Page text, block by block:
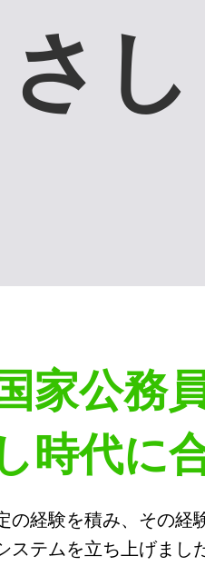
し
家公務
時代に
経験を積み、その
テムを立ち上げまし